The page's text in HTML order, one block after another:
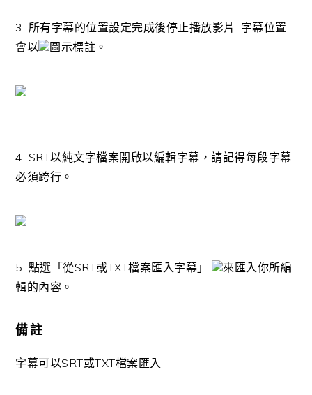
3. 所有字幕的位置設定完成後停止播放影片. 字幕位置
會以
圖示標註。
4. SRT以純文字檔案開啟以編輯字幕，請記得每段字幕
必須跨行。
5. 點選「從SRT或TXT檔案匯入字幕」
來匯入你所編
輯的內容。
備註
字幕可以SRT或TXT檔案匯入